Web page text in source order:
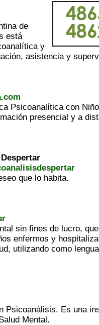
de
está
y
asistencia y
Psicoanalítica con
presencial y a
que lo habita.
sin fines de lucro,
enfermos y
utilizando como
Psicoanálisis. Es una
Mental.